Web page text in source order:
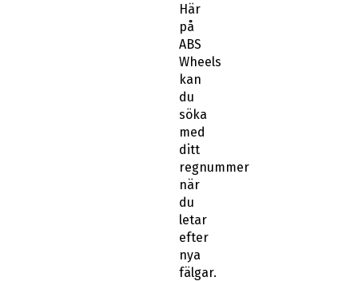
Här
på
ABS
Wheels
kan
du
söka
med
ditt
regnummer
när
du
letar
efter
nya
fälgar.